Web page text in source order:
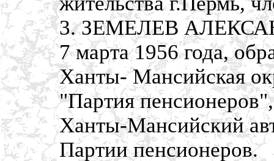
3. ЗЕМЕЛЕВ
7 марта 1956 года,
Ханты- Мансийская
"Партия
Ханты-Мансийский
Партии пенсионеров.